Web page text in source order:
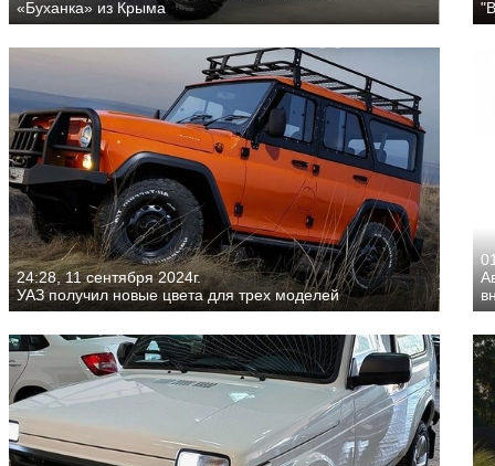
«Буханка» из Крыма
24:28, 11 сентября 2024г.
УАЗ получил новые цвета для трех моделей